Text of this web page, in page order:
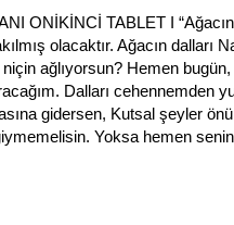
ONİKİNCİ TABLET I
olacaktır. Ağacın dalları
ağlıyorsun? Hemen
Dalları cehennemden
gidersen, Kutsal şeyler
Yoksa hemen